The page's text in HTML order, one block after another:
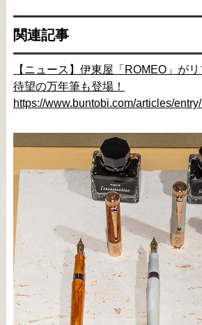
関連記事
【ニュース】伊東屋「ROMEO」がリ
待望の万年筆も登場！
https://www.buntobi.com/articles/